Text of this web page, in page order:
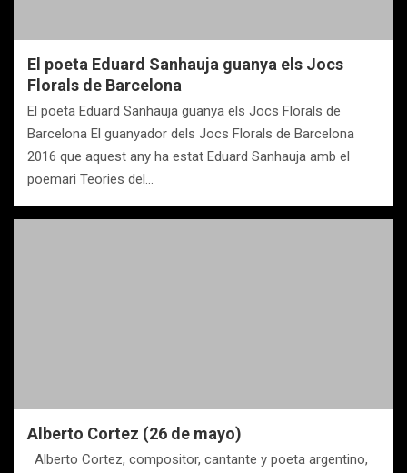
El poeta Eduard Sanhauja guanya els Jocs
Florals de Barcelona
El poeta Eduard Sanhauja guanya els Jocs Florals de
Barcelona El guanyador dels Jocs Florals de Barcelona
2016 que aquest any ha estat Eduard Sanhauja amb el
poemari Teories del…
Alberto Cortez (26 de mayo)
Alberto Cortez, compositor, cantante y poeta argentino,